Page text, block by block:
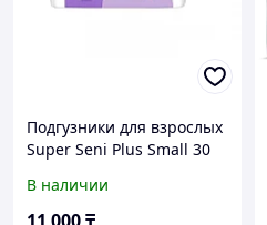
Подгузники для взрослых
Super Seni Plus Small 30
В наличии